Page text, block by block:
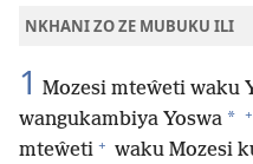
NKHANI ZO ZE MUBUKU ILI
1 Mozesi mteŵeti waku
wangukambiya Yoswa * +
mteŵeti + waku Mozesi